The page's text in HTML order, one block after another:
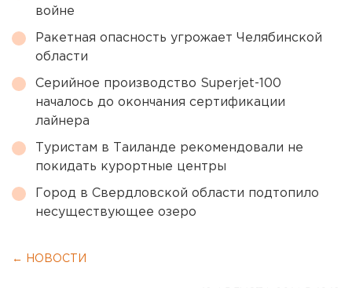
войне
Ракетная опасность угрожает Челябинской
области
Серийное производство Superjet-100
началось до окончания сертификации
лайнера
Туристам в Таиланде рекомендовали не
покидать курортные центры
Город в Свердловской области подтопило
несуществующее озеро
← НОВОСТИ